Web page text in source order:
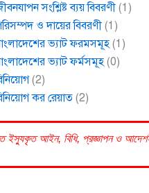
সংশ্লিষ্ট ব্যয় বিবরণী (1)
ও দায়ের বিবরণী(1)
ভ্যাট ফরমসমূহ(1)
ভ্যাট ফর্মসমূহ(0)
(2)
কর রেয়াত (2)
ইস্যুকৃত আইন, বিধি, প্রজ্ঞাপন ও